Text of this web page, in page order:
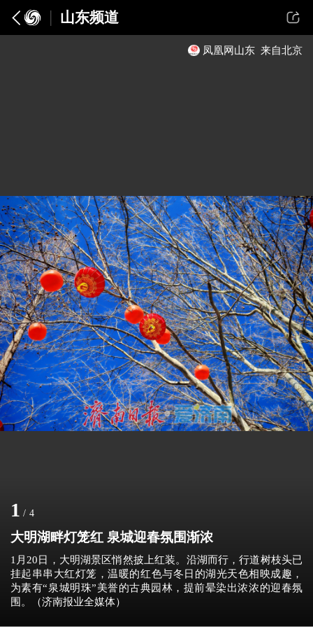
山东频道
凤凰网山东 来自北京
1 / 4
大明湖畔灯笼红 泉城迎春氛围渐浓
1月20日，大明湖景区悄然披上红装。沿湖而行，行道树枝头已
挂起串串大红灯笼，温暖的红色与冬日的湖光天色相映成趣，
为素有“泉城明珠”美誉的古典园林，提前晕染出浓浓的迎春氛
围。（济南报业全媒体）